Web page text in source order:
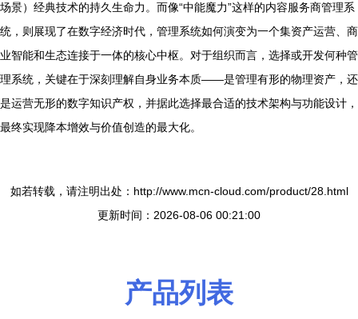
场景）经典技术的持久生命力。而像“中能魔力”这样的内容服务商管理系
统，则展现了在数字经济时代，管理系统如何演变为一个集资产运营、商
业智能和生态连接于一体的核心中枢。对于组织而言，选择或开发何种管
理系统，关键在于深刻理解自身业务本质——是管理有形的物理资产，还
是运营无形的数字知识产权，并据此选择最合适的技术架构与功能设计，
最终实现降本增效与价值创造的最大化。
如若转载，请注明出处：http://www.mcn-cloud.com/product/28.html
更新时间：2026-08-06 00:21:00
产品列表